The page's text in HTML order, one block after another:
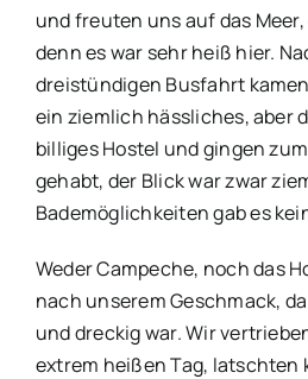
und freuten uns auf das
denn es war sehr heiß hier.
dreistündigen Busfahrt
ein ziemlich hässliches, aber
billiges Hostel und gingen
gehabt, der Blick war zwar
Bademöglichkeiten gab es
Weder Campeche, noch das
nach unserem Geschmack,
und dreckig war. Wir
extrem heißen Tag, latschten